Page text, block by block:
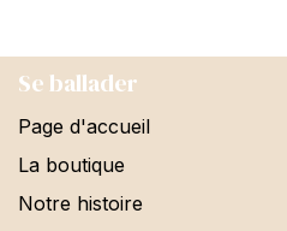
Se ballader
Page d'accueil
La boutique
Notre histoire